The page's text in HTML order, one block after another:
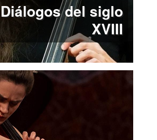
Diálogos del siglo
XVIII